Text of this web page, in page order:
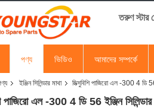
তরুণ
পণ্য ভিডিও আমাদের সম্পর্কে
ইঞ্জিন সিলিন্ডার মাথা মিত্সুবিশি পাজিরো এল -300 4 ডি
পাজিরো এল -300 4 ডি 56 ইঞ্জিন